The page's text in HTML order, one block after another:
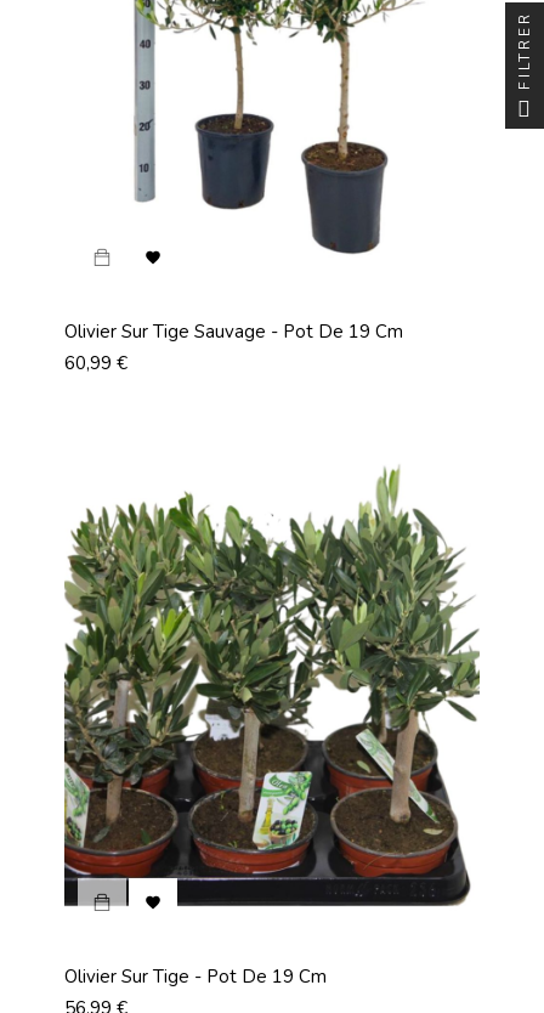

Olivier Sur Tige Sauvage - Pot De 19 Cm
Prix
60,99 €

Olivier Sur Tige - Pot De 19 Cm
Prix
56,99 €
FILTRER